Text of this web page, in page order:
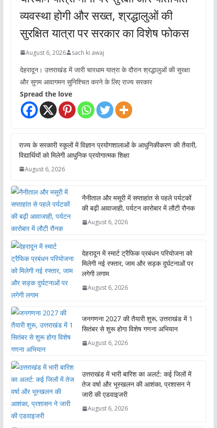
व्यवस्था होगी और सख्त, श्रद्धालुओं की
सुरक्षित यात्रा पर सरकार का विशेष फोकस
August 6, 2026 sach ki awaj
देहरादून। उत्तराखंड में जारी चारधाम यात्रा के दौरान श्रद्धालुओं की सुरक्षा
और सुगम आवागमन सुनिश्चित करने के लिए राज्य सरकार
Spread the love
राज्य के सरकारी स्कूलों में विज्ञान प्रयोगशालाओं के आधुनिकीकरण की तैयारी,
विद्यार्थियों को मिलेगी आधुनिक प्रयोगात्मक शिक्षा
August 6, 2026
नैनीताल और मसूरी में सप्ताहांत से पहले पर्यटकों
की बढ़ी आवाजाही, पर्यटन कारोबार में लौटी रौनक
August 6, 2026
देहरादून में स्मार्ट ट्रैफिक प्रबंधन परियोजना को
मिलेगी नई रफ्तार, जाम और सड़क दुर्घटनाओं पर
लगेगी लगाम
August 6, 2026
जनगणना 2027 की तैयारी शुरू, उत्तराखंड में 1
सितंबर से शुरू होगा विशेष गणना अभियान
August 6, 2026
उत्तराखंड में भारी बारिश का अलर्ट: कई जिलों में
तेज वर्षा और भूस्खलन की आशंका, प्रशासन ने
जारी की एडवाइजरी
August 6, 2026